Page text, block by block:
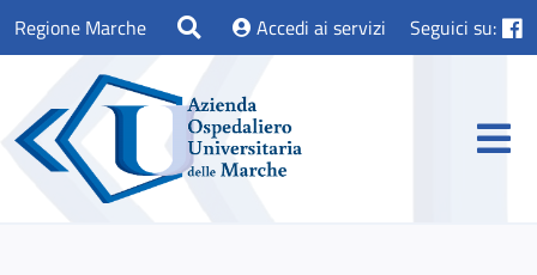
Regione Marche Accedi ai servizi Seguici su: